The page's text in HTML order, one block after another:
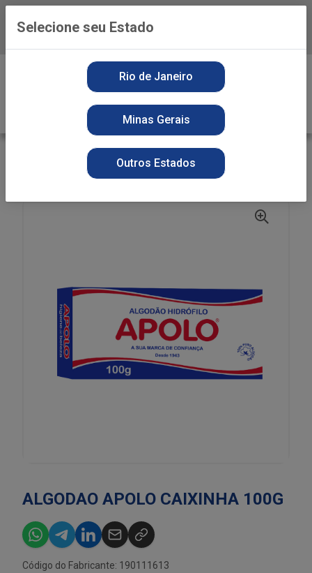
Baixe já o APP da Playvender
HIGIENE PESSOAL
ALGODÃO
ALGODAO APOLO CAIXINHA 100G
ALGODAO APOLO CAIXINHA 100G
Código do Fabricante: 190111613
Selecione seu Estado
Rio de Janeiro
Minas Gerais
Outros Estados